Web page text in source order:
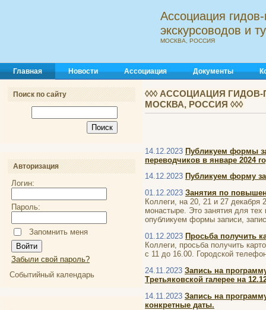
Ассоциация
экскурсоводов и
МОСКВА, РОССИЯ
Главная Новости Ассоциация Документы
Поиск по сайту
Авторизация
Логин:
Пароль:
Запомнить меня
Забыли свой пароль?
Событийный календарь
◊◊◊ АССОЦИАЦИЯ
МОСКВА, РОССИЯ ◊◊◊
14.12.2023 Публикуем формы
переводчиков в январе 2024
14.12.2023 Публикуем форму
01.12.2023 Занятия по
Коллеги, на 20, 21 и 27
монастыре. Это занятия для
опубликуем формы записи,
01.12.2023 Просьба получить
Коллеги, просьба получить
с 11 до 16.00. Городской
24.11.2023 Запись на
Третьяковской галерее на
14.11.2023 Запись на
конкретные даты.